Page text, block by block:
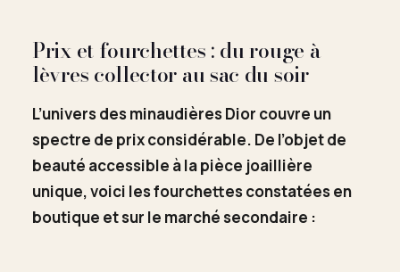
Prix et fourchettes : du rouge à
lèvres collector au sac du soir
L’univers des minaudières Dior couvre un
spectre de prix considérable. De l’objet de
beauté accessible à la pièce joaillière
unique, voici les fourchettes constatées en
boutique et sur le marché secondaire :